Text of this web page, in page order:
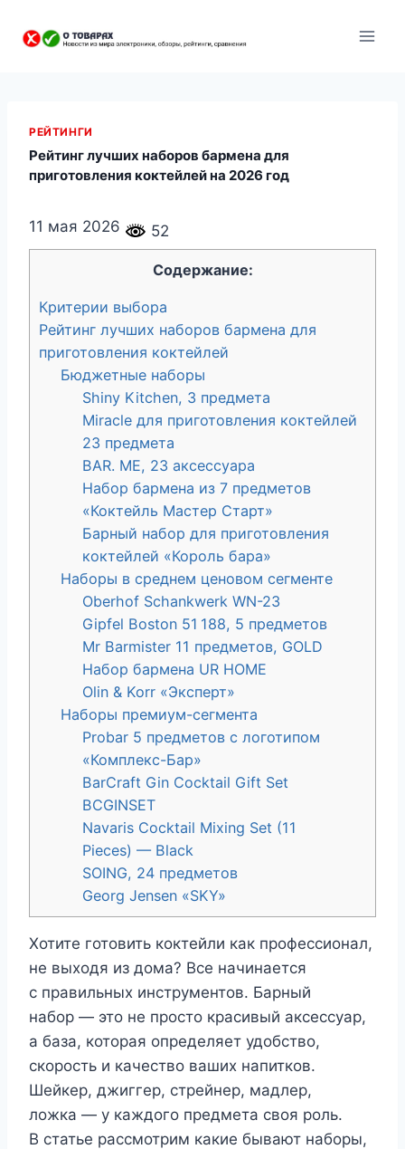
РЕЙТИНГИ
Рейтинг лучших наборов бармена для
приготовления коктейлей на 2026 год
11 мая 2026 52
Содержание:
Критерии выбора
Рейтинг лучших наборов бармена для
приготовления коктейлей
Бюджетные наборы
Shiny Kitchen, 3 предмета
Miracle для приготовления коктейлей
23 предмета
BAR. ME, 23 аксессуара
Набор бармена из 7 предметов
«Коктейль Мастер Старт»
Барный набор для приготовления
коктейлей «Король бара»
Наборы в среднем ценовом сегменте
Oberhof Schankwerk WN-23
Gipfel Boston 51 188, 5 предметов
Mr Barmister 11 предметов, GOLD
Набор бармена UR HOME
Olin & Korr «Эксперт»
Наборы премиум-сегмента
Probar 5 предметов с логотипом
«Комплекс-Бар»
BarCraft Gin Cocktail Gift Set
BCGINSET
Navaris Cocktail Mixing Set (11
Pieces) — Black
SOING, 24 предметов
Georg Jensen «SKY»
Хотите готовить коктейли как профессионал,
не выходя из дома? Все начинается
с правильных инструментов. Барный
набор — это не просто красивый аксессуар,
а база, которая определяет удобство,
скорость и качество ваших напитков.
Шейкер, джиггер, стрейнер, мадлер,
ложка — у каждого предмета своя роль.
В статье рассмотрим какие бывают наборы,